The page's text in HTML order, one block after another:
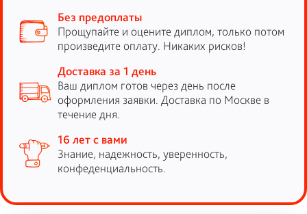
Без предоплаты
Прощупайте и оцените диплом, только потом
произведите оплату. Никаких рисков!
Доставка за 1 день
Ваш диплом готов через день после
оформления заявки. Доставка по Москве в
течение дня.
16 лет с вами
Знание, надежность, уверенность,
конфеденциальность.